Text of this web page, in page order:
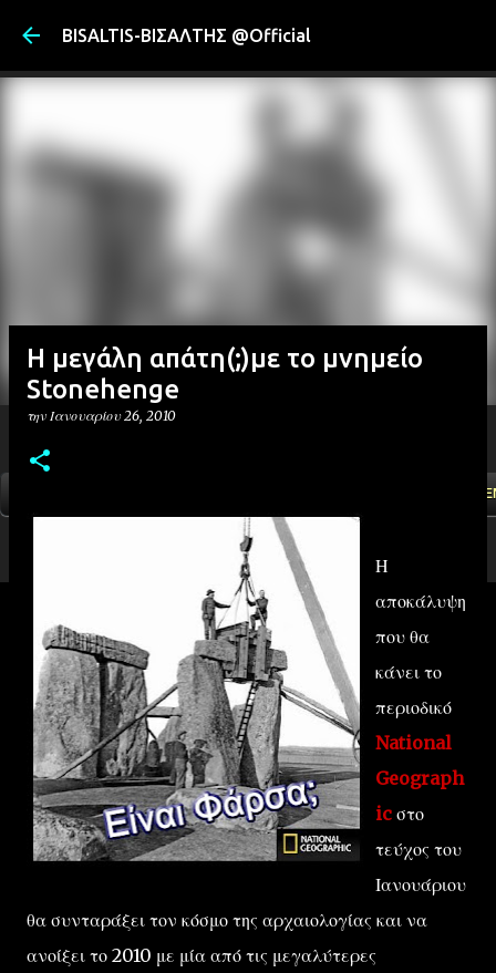
BISALTIS-ΒΙΣΑΛΤΗΣ @Official
H μεγάλη απάτη(;)με το μνημείο
Stonehenge
την Ιανουαρίου 26, 2010
Η
αποκάλυψη
που θα
κάνει το
περιοδικό
National
Geograph
ic στο
τεύχος του
Ιανουάριου
θα συνταράξει τον κόσμο της αρχαιολογίας και να
ανοίξει το 2010 με μία από τις μεγαλύτερες